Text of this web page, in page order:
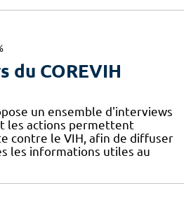
du COREVIH
un ensemble d'interviews
les actions permettent
contre le VIH, afin de diffuser
les informations utiles au